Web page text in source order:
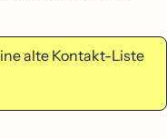
alte Kontakt-Liste